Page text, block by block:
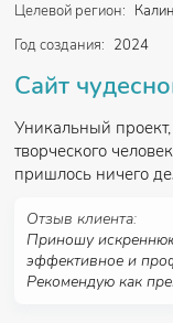
Целевой регион:
Год создания: 2024
Сайт
Уникальный
творческого
пришлось ничего
Отзыв клиента:
Приношу
эффективное и
Рекомендую как